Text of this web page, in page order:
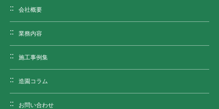
会社概要
業務内容
施工事例集
造園コラム
お問い合わせ